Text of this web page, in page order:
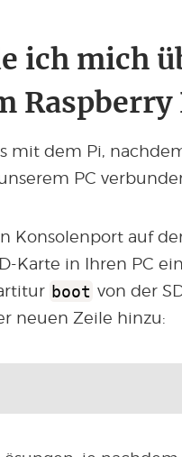
ich mich
Raspberry
mit dem Pi,
PC
Konsolenport auf
Karte in Ihren PC
boot von der
neuen Zeile hinzu: